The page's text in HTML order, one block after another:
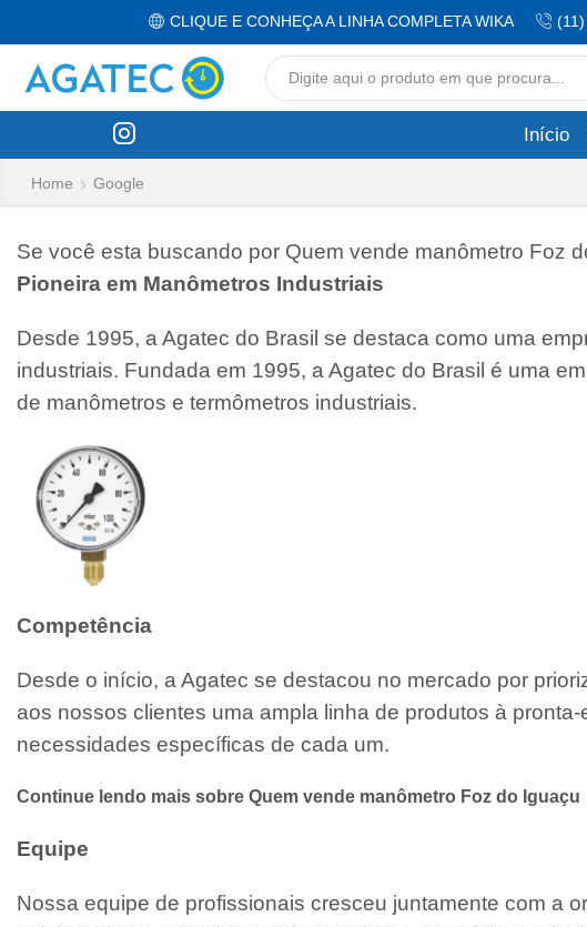
CLIQUE E CONHEÇA A LINHA COMPLETA WIKA
Início
Home Google
Se você esta buscando por Quem vende manômetro Foz
Pioneira em Manômetros Industriais
Desde 1995, a Agatec do Brasil se destaca como uma
industriais. Fundada em 1995, a Agatec do Brasil é uma
de manômetros e termômetros industriais.
Competência
Desde o início, a Agatec se destacou no mercado por
aos nossos clientes uma ampla linha de produtos à
necessidades específicas de cada um.
Continue lendo mais sobre Quem vende manômetro Foz do Iguaçu
Equipe
Nossa equipe de profissionais cresceu juntamente com a